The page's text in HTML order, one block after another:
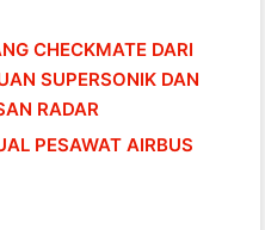
CHECKMATE DARI
SUPERSONIK DAN
RADAR
PESAWAT AIRBUS